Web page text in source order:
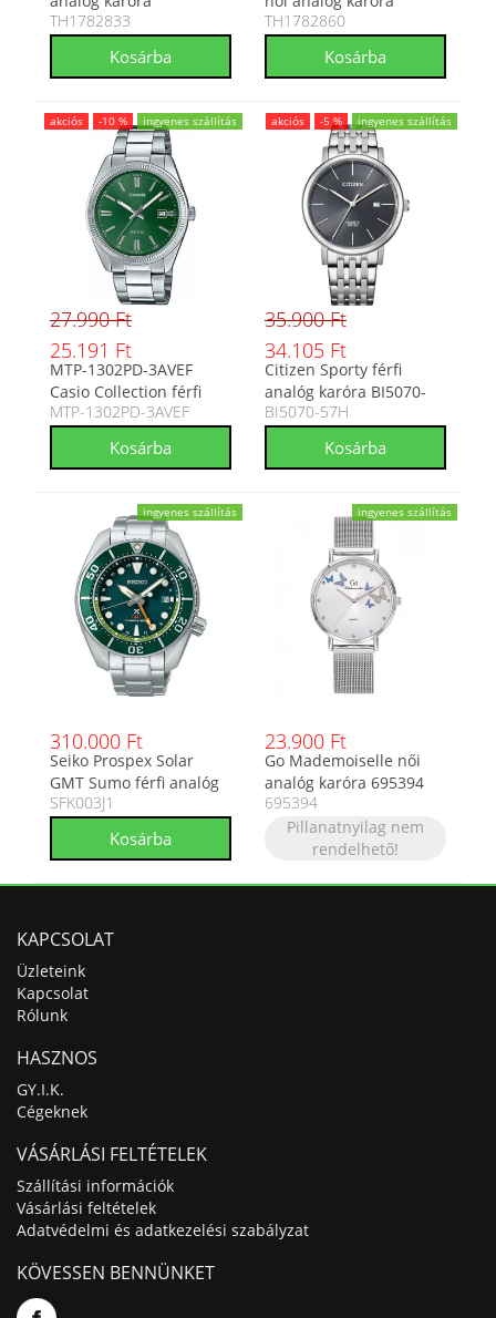
TH1782833
TH1782833
TH1782860
TH1782860
akciós -10 % ingyenes szállítás
27.990 Ft
25.191 Ft
MTP-1302PD-3AVEF
Casio Collection férfi
analóg karóra
MTP-1302PD-3AVEF
akciós -5 % ingyenes szállítás
35.900 Ft
34.105 Ft
Citizen Sporty férfi
analóg karóra BI5070-
57H
BI5070-57H
ingyenes szállítás
310.000 Ft
Seiko Prospex Solar
GMT Sumo férfi analóg
karóra SFK003J1
SFK003J1
ingyenes szállítás
23.900 Ft
Go Mademoiselle női
analóg karóra 695394
695394
Pillanatnyilag nem
rendelhető!
KAPCSOLAT
Üzleteink
Kapcsolat
Rólunk
HASZNOS
GY.I.K.
Cégeknek
VÁSÁRLÁSI FELTÉTELEK
Szállítási információk
Vásárlási feltételek
Adatvédelmi és adatkezelési szabályzat
KÖVESSEN BENNÜNKET